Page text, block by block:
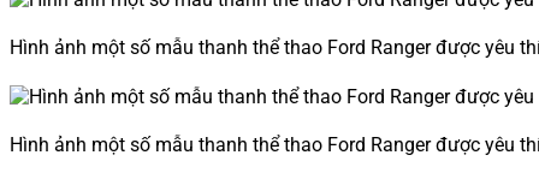
Hình ảnh một số mẫu thanh thể thao Ford Ranger được yêu
Hình ảnh một số mẫu thanh thể thao Ford Ranger được yêu